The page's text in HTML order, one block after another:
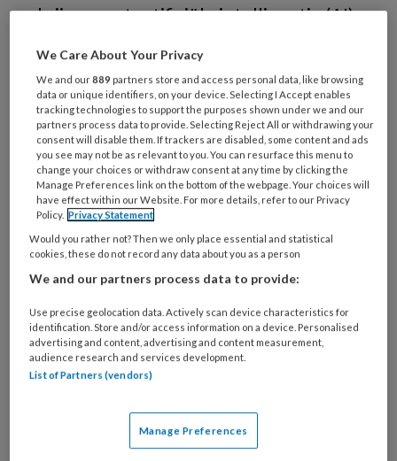
krijgen met artificiële intelligentie (AI)
patiëntmonitoring. Howest, de
Hogeschool West-Vlaanderen, speelt
in op de actuele noden door AI te
implementeren via het TGV-model.
Nationale en internationale organisaties
We Care About Your Privacy
We and our889 partners store and access personal data, like browsing
data or unique identifiers, on your device. Selecting I Accept enables
tracking technologies to support the purposes shown under we and our
partners process data to provide. Selecting Reject All or withdrawing your
consent will disable them. If trackers are disabled, some content and ads
you see may not be as relevant to you. You can resurface this menu to
change your choices or withdraw consent at any time by clicking the
Manage Preferences link on the bottom of the webpage. Your choices will
have effect within our Website. For more details, refer to our Privacy
Policy. Privacy Statement
Would you rather not? Then we only place essential and statistical
cookies, these do not record any data about you as a person
We and our partners process data to provide:
Use precise geolocation data. Actively scan device characteristics for
identification. Store and/or access information on a device. Personalised
advertising and content, advertising and content measurement,
audience research and services development.
List of Partners (vendors)
Manage Preferences